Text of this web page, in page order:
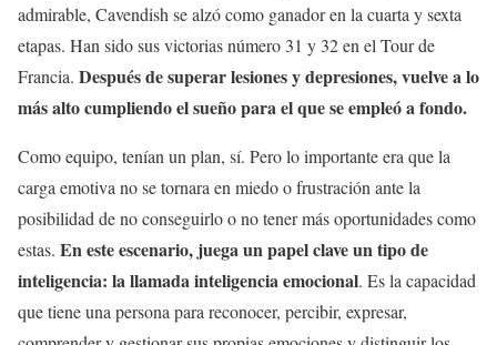
admirable, Cavendish se alzó como ganador en la cuarta y sexta
etapas. Han sido sus victorias número 31 y 32 en el Tour de
Francia. Después de superar lesiones y depresiones, vuelve a lo
más alto cumpliendo el sueño para el que se empleó a fondo.
Como equipo, tenían un plan, sí. Pero lo importante era que la
carga emotiva no se tornara en miedo o frustración ante la
posibilidad de no conseguirlo o no tener más oportunidades como
estas. En este escenario, juega un papel clave un tipo de
inteligencia: la llamada inteligencia emocional. Es la capacidad
que tiene una persona para reconocer, percibir, expresar,